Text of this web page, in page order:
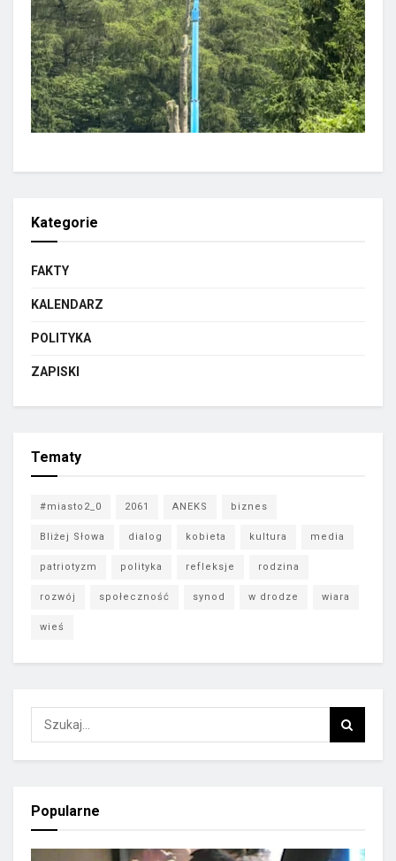
Kategorie
FAKTY
KALENDARZ
POLITYKA
ZAPISKI
Tematy
#miasto2_0 2061 ANEKS biznes
Bliżej Słowa dialog kobieta kultura media
patriotyzm polityka refleksje rodzina
rozwój społeczność synod w drodze wiara
wieś
Popularne